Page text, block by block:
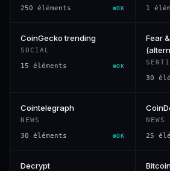
250 éléments OK 1
CoinGecko trending
SOCIAL
15 éléments OK
Fear
30
Cointelegraph
NEWS
30 éléments OK
NEWS
25
Decrypt